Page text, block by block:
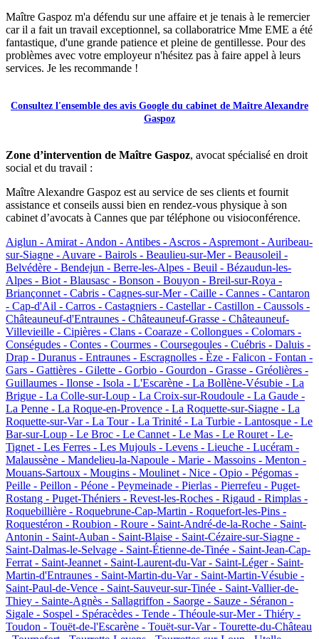
Maître Gaspoz m'a défendu sur une affaire et je tenais à le remercier
car il a fait un travail exceptionnel, sa collaboratrice Mme EME a été
fantastique, d'une grande patience et pleine de gentillesse. Pour des
problèmes avec votre employeur n'hésitez pas à faire appel à leurs
services. Je les recommande !
Consultez l'ensemble des avis Google du cabinet de Maître Alexandre
Gaspoz
Zone d’intervention de Maître Gaspoz, avocat spécialisé en droit
social et du travail :
Maître Alexandre Gaspoz est au service de ses clients et fournit
assistance et conseils aussi bien en rendez-vous physique à son
cabinet d’avocats à Cannes que par téléphone ou visioconférence.
Aiglun - Amirat - Andon - Antibes - Ascros - Aspremont - Auribeau-
sur-Siagne - Auvare - Bairols - Beaulieu-sur-Mer - Beausoleil -
Belvédère - Bendejun - Berre-les-Alpes - Beuil - Bézaudun-les-
Alpes - Biot - Blausasc - Bonson - Bouyon - Breil-sur-Roya -
Briançonnet - Cabris - Cagnes-sur-Mer - Caille - Cannes - Cantaron
- Cap-d'Ail - Carros - Castagniers - Castellar - Castillon - Caussols -
Châteauneuf-d'Entraunes - Châteauneuf-Grasse - Châteauneuf-
Villevieille - Cipières - Clans - Coaraze - Collongues - Colomars -
Conségudes - Contes - Courmes - Coursegoules - Cuébris - Daluis -
Drap - Duranus - Entraunes - Escragnolles - Èze - Falicon - Fontan -
Gars - Gattières - Gilette - Gorbio - Gourdon - Grasse - Gréolières -
Guillaumes - Ilonse - Isola - L'Escarène - La Bollène-Vésubie - La
Brigue - La Colle-sur-Loup - La Croix-sur-Roudoule - La Gaude -
La Penne - La Roque-en-Provence - La Roquette-sur-Siagne - La
Roquette-sur-Var - La Tour - La Trinité - La Turbie - Lantosque - Le
Bar-sur-Loup - Le Broc - Le Cannet - Le Mas - Le Rouret - Le-
Tignet - Les Ferres - Les Mujouls - Levens - Lieuche - Lucéram -
Malaussène - Mandelieu-la-Napoule - Marie - Massoins - Menton -
Mouans-Sartoux - Mougins - Moulinet - Nice - Opio - Pégomas -
Peille - Peillon - Péone - Peymeinade - Pierlas - Pierrefeu - Puget-
Rostang - Puget-Théniers - Revest-les-Roches - Rigaud - Rimplas -
Roquebillière - Roquebrune-Cap-Martin - Roquefort-les-Pins -
Roquestéron - Roubion - Roure - Saint-André-de-la-Roche - Saint-
Antonin - Saint-Auban - Saint-Blaise - Saint-Cézaire-sur-Siagne -
Saint-Dalmas-le-Selvage - Saint-Étienne-de-Tinée - Saint-Jean-Cap-
Ferrat - Saint-Jeannet - Saint-Laurent-du-Var - Saint-Léger - Saint-
Martin-d'Entraunes - Saint-Martin-du-Var - Saint-Martin-Vésubie -
Saint-Paul-de-Vence - Saint-Sauveur-sur-Tinée - Saint-Vallier-de-
Thiey - Sainte-Agnès - Sallagriffon - Saorge - Sauze - Séranon -
Sigale - Sospel - Spéracèdes - Tende - Théoule-sur-Mer - Thiéry -
Toudon - Touët-de-l'Escarène - Touët-sur-Var - Tourette-du-Château